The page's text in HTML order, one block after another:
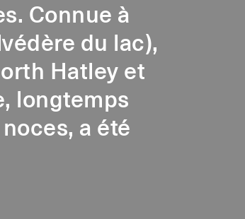
Connue à
du lac),
Hatley et
longtemps
a été